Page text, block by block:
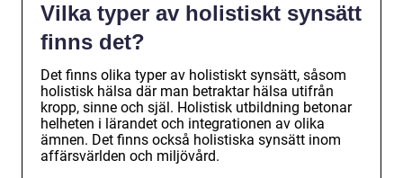
Vilka typer av holistiskt synsätt
finns det?
Det finns olika typer av holistiskt synsätt, såsom
holistisk hälsa där man betraktar hälsa utifrån
kropp, sinne och själ. Holistisk utbildning betonar
helheten i lärandet och integrationen av olika
ämnen. Det finns också holistiska synsätt inom
affärsvärlden och miljövård.